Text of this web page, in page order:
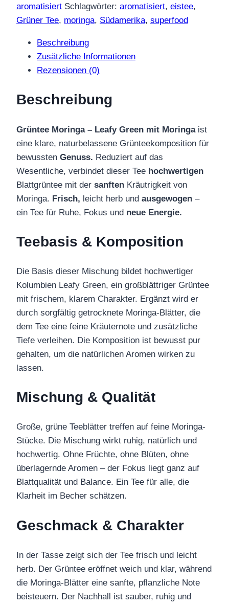
–
Kolumbien
Green
Moringa
aromatisiert Schlagwörter: aromatisiert, eistee,
Grüner Tee, moringa, Südamerika, superfood
Beschreibung
Zusätzliche Informationen
Rezensionen (0)
Beschreibung
Grüntee Moringa – Leafy Green mit Moringaist
eine klare, naturbelassene Grünteekomposition für
bewussten Genuss. Reduziert auf das
Wesentliche, verbindet dieser Tee hochwertigen
Blattgrüntee mit der sanften Kräutrigkeit von
Moringa. Frisch, leicht herb und ausgewogen –
ein Tee für Ruhe, Fokus und neue Energie.
Teebasis & Komposition
Die Basis dieser Mischung bildet hochwertiger
Kolumbien Leafy Green, ein großblättriger Grüntee
mit frischem, klarem Charakter. Ergänzt wird er
durch sorgfältig getrocknete Moringa-Blätter, die
dem Tee eine feine Kräuternote und zusätzliche
Tiefe verleihen. Die Komposition ist bewusst pur
gehalten, um die natürlichen Aromen wirken zu
lassen.
Mischung & Qualität
Große, grüne Teeblätter treffen auf feine Moringa-
Stücke. Die Mischung wirkt ruhig, natürlich und
hochwertig. Ohne Früchte, ohne Blüten, ohne
überlagernde Aromen – der Fokus liegt ganz auf
Blattqualität und Balance. Ein Tee für alle, die
Klarheit im Becher schätzen.
Geschmack & Charakter
In der Tasse zeigt sich der Tee frisch und leicht
herb. Der Grüntee eröffnet weich und klar, während
die Moringa-Blätter eine sanfte, pflanzliche Note
beisteuern. Der Nachhall ist sauber, ruhig und